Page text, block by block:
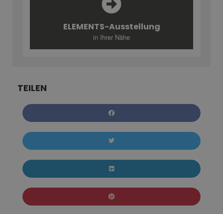
ELEMENTS-Ausstellung
in Ihrer Nähe
TEILEN